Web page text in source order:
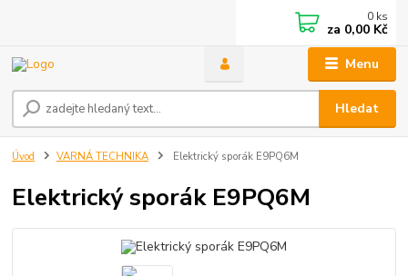
Menu
Hledat
0 ks
za 0,00 Kč
Úvod VARNÁ TECHNIKA Elektrický sporák E9PQ6M
Elektrický sporák E9PQ6M